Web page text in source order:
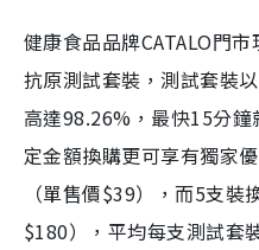
健康食品品牌CATALO門
抗原測試套裝，測試套裝
高達98.26%，最快15分
定金額換購更可享有獨家
（單售價$39），而5支
$180），平均每支測試套